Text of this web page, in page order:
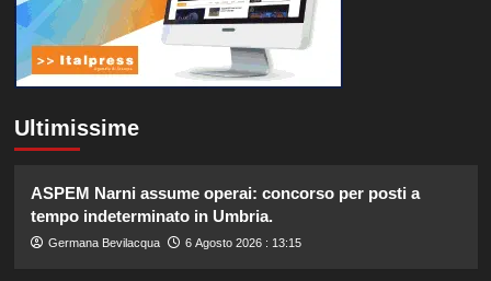
Ultimissime
ASPEM Narni assume operai: concorso per posti a
tempo indeterminato in Umbria.
Germana Bevilacqua 6 Agosto 2026 : 13:15